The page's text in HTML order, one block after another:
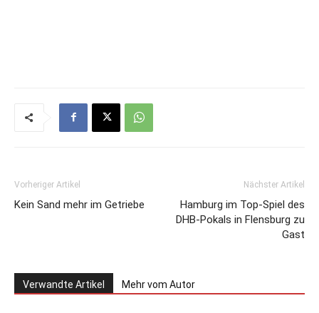
Vorheriger Artikel
Kein Sand mehr im Getriebe
Nächster Artikel
Hamburg im Top-Spiel des
DHB-Pokals in Flensburg zu
Gast
Verwandte Artikel Mehr vom Autor